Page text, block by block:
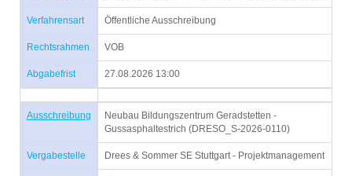
Verfahrensart Öffentliche Ausschreibung
Rechtsrahmen VOB
Abgabefrist 27.08.2026 13:00
Ausschreibung
Neubau Bildungszentrum Geradstetten -
Gussasphaltestrich (DRESO_S-2026-0110)
Vergabestelle Drees & Sommer SE Stuttgart - Projektmanagement